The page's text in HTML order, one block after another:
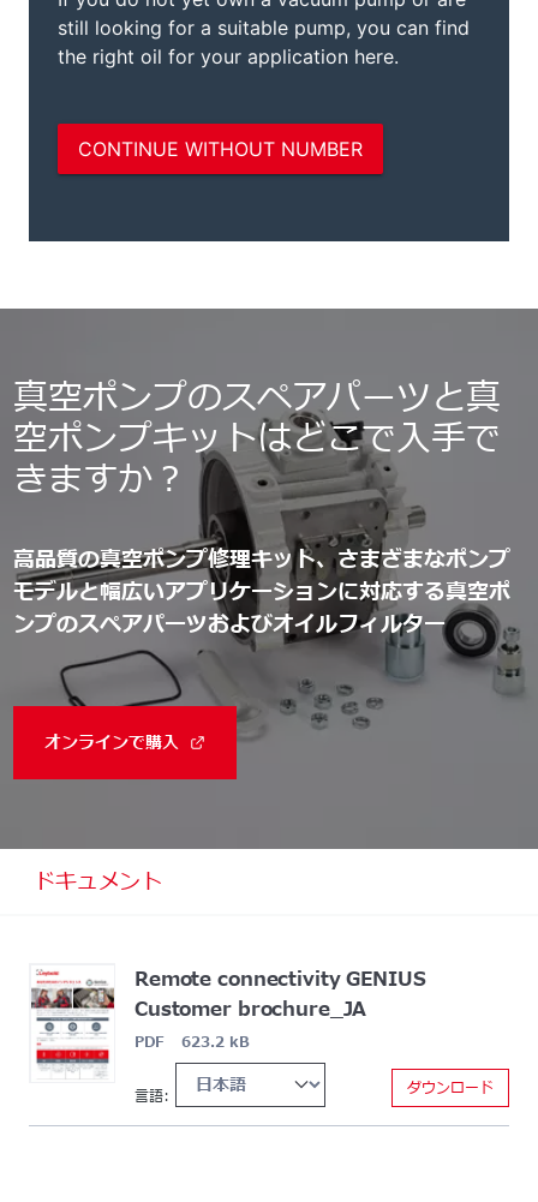
真空ポンプのスペアパーツと真
空ポンプキットはどこで入手で
きますか？
高品質の真空ポンプ修理キット、さまざまなポンプ
モデルと幅広いアプリケーションに対応する真空ポ
ンプのスペアパーツおよびオイルフィルター
オンラインで購入
ドキュメント
Remote connectivity GENIUS
Customer brochure_JA
PDF 623.2 kB
言語: ダウンロード